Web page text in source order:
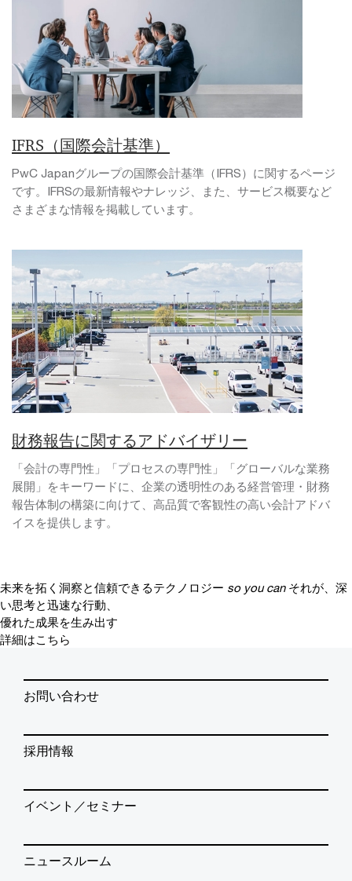
IFRS（国際会計基準）
PwC Japanグループの国際会計基準（IFRS）に関するページ
です。IFRSの最新情報やナレッジ、また、サービス概要など
さまざまな情報を掲載しています。
財務報告に関するアドバイザリー
「会計の専門性」「プロセスの専門性」「グローバルな業務
展開」をキーワードに、企業の透明性のある経営管理・財務
報告体制の構築に向けて、高品質で客観性の高い会計アドバ
イスを提供します。
未来を拓く洞察と信頼できるテクノロジー so you can それが、深
い思考と迅速な行動、
優れた成果を生み出す
詳細はこちら
お問い合わせ
採用情報
イベント／セミナー
ニュースルーム